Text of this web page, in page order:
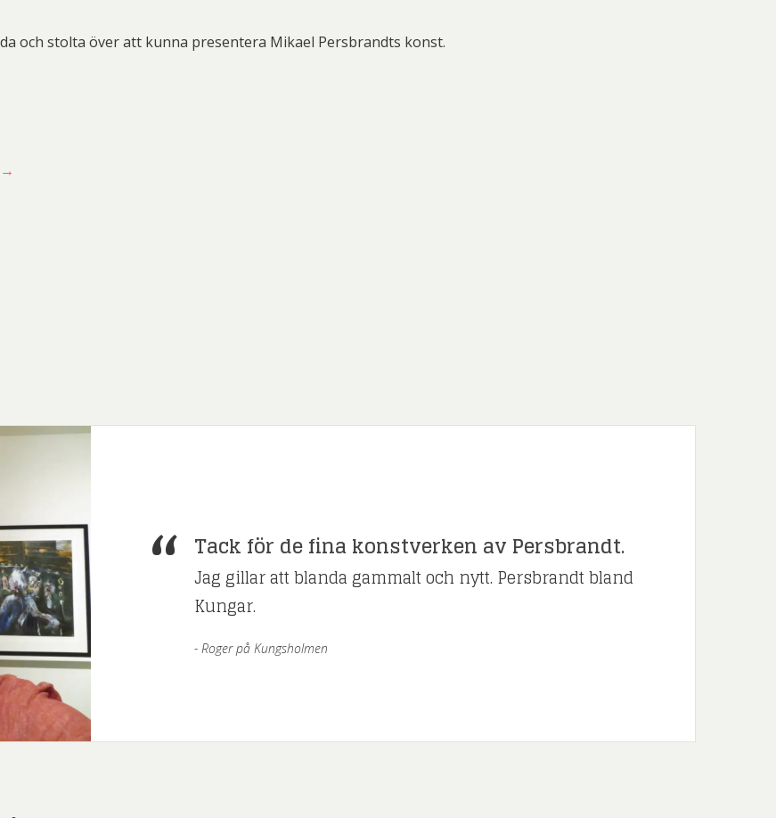
och stolta över att kunna presentera Mikael Persbrandts konst.
Tack för de fina konstverken av Persbrandt.
Jag gillar att blanda gammalt och nytt. Persbrandt bland
Kungar.
Roger på Kungsholmen